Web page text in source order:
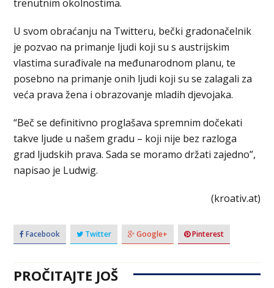
trenutnim okolnostima.
U svom obraćanju na Twitteru, bečki gradonačelnik
je pozvao na primanje ljudi koji su s austrijskim
vlastima surađivale na međunarodnom planu, te
posebno na primanje onih ljudi koji su se zalagali za
veća prava žena i obrazovanje mladih djevojaka.
“Beč se definitivno proglašava spremnim dočekati
takve ljude u našem gradu – koji nije bez razloga
grad ljudskih prava. Sada se moramo držati zajedno”,
napisao je Ludwig.
(kroativ.at)
Facebook Twitter Google+ Pinterest
PROČITAJTE JOŠ